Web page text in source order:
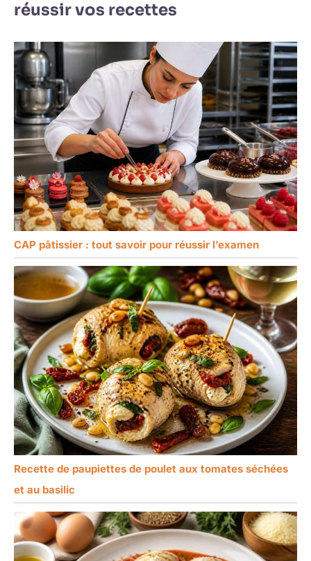
réussir vos recettes
CAP pâtissier : tout savoir pour réussir l’examen
Recette de paupiettes de poulet aux tomates séchées
et au basilic